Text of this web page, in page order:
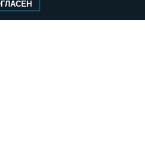
№ ФС77-